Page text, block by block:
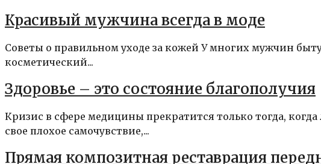
Красивый мужчина всегда в моде
Cоветы о правильном уходе за кожей У многих мужчин
косметический...
Здоровье – это состояние благополучия
Кризис в сфере медицины прекратится только тогда,
свое плохое самочувствие,...
Прямая композитная реставрация